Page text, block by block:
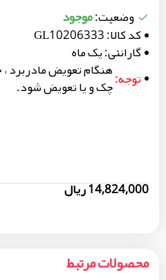
وضعیت:موجود
کد کالا:GL10206333
گارانتی:یک ماه
توجه:هنگام تعویض مادربرد
چک و یا تعویض شود.
14,824,000 ریال
محصولات مرتبط